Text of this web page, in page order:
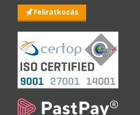
Feliratkozás